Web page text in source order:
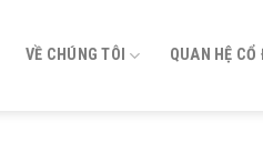
VỀ CHÚNG TÔI QUAN HỆ CỔ